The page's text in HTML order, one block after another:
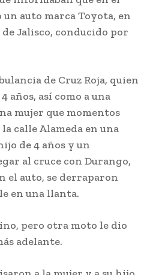
auto marca Toyota, en
Jalisco, conducido por
de Cruz Roja, quien
años, así como a una
mujer que momentos
calle Alameda en una
de 4 años y un
al cruce con Durango,
el auto, se derraparon
en una llanta.
pero otra moto le dio
adelante.